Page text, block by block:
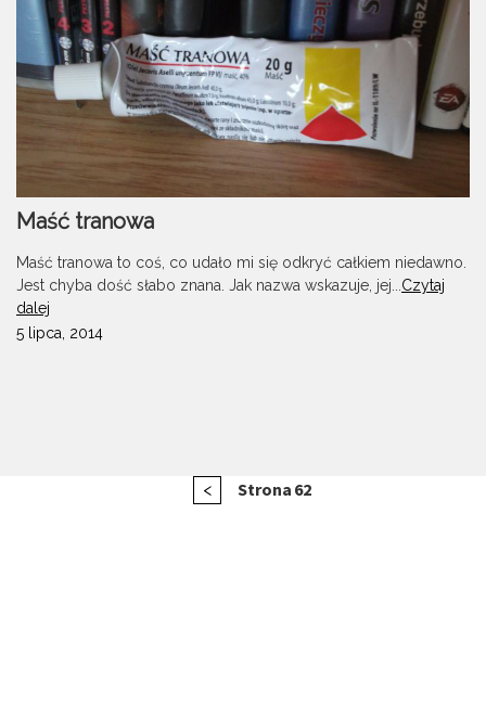
Maść tranowa
Maść tranowa to coś, co udało mi się odkryć całkiem niedawno.
Jest chyba dość słabo znana. Jak nazwa wskazuje, jej...Czytaj
dalej
5 lipca, 2014
Poprzednia
< Strona 62